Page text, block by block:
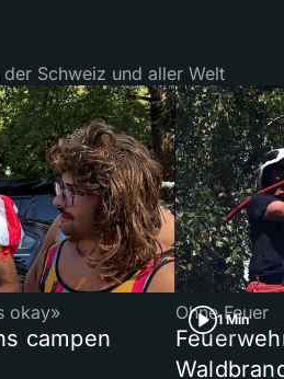
Schweiz und aller Welt
okay»
campen
1 Min
Ohne Feuer